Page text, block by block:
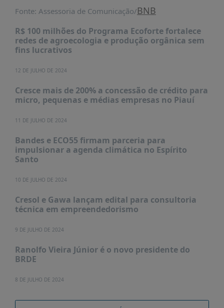
E
INSCRIÇÕES
DISPONÍVEIS
PUBLICAÇÕES
REVISTA
ESTUDOS
PRÊMIO
ABDE-
BID
ABDE
JORNALISMO
+
CONTATO
Fonte: Assessoria de Comunicação/BNB
R$ 100 milhões do Programa Ecoforte fortalece
redes de agroecologia e produção orgânica sem
fins lucrativos
12 DE JULHO DE 2024
Cresce mais de 200% a concessão de crédito para
micro, pequenas e médias empresas no Piauí
11 DE JULHO DE 2024
Bandes e ECO55 firmam parceria para
impulsionar a agenda climática no Espírito
Santo
10 DE JULHO DE 2024
Cresol e Gawa lançam edital para consultoria
técnica em empreendedorismo
9 DE JULHO DE 2024
Ranolfo Vieira Júnior é o novo presidente do
BRDE
8 DE JULHO DE 2024